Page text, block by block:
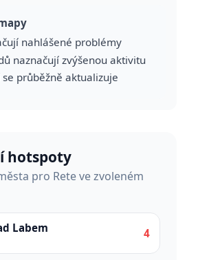
nahlášené problémy
naznačují zvýšenou aktivitu
průběžně aktualizuje
hotspoty
pro Rete ve zvoleném
Labem 4